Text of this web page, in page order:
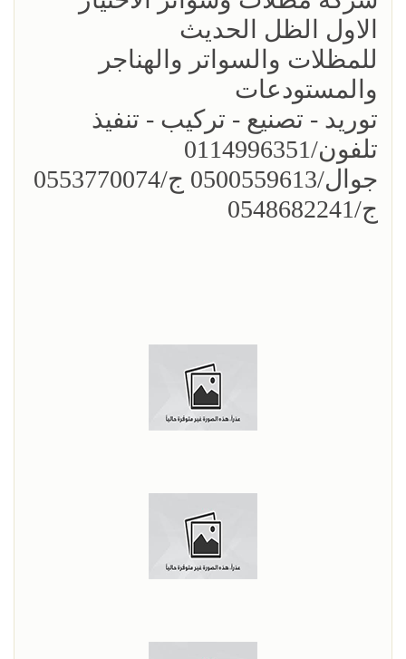
الاول الظل الحديث
للمظلات والسواتر والهناجر
والمستودعات
توريد - تصنيع - تركيب - تنفيذ
تلفون/0114996351
جوال/0500559613 ج/0553770074
ج/0548682241